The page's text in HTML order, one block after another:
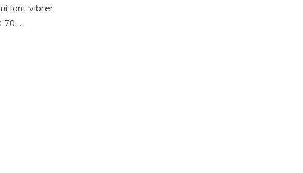
font vibrer
70…